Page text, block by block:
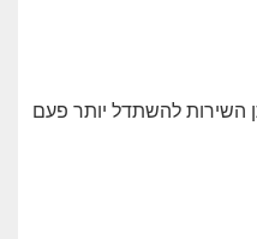
השירות להשתדל יותר פעם